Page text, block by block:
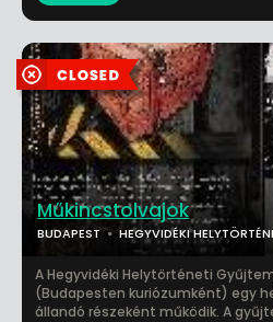
Műkincstolvajok
BUDAPEST HEGYVIDÉKI
A Hegyvidéki Helytörténeti
(Budapesten kuriózumként) egy
állandó részeként működik. A